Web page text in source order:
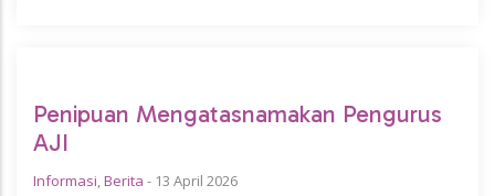
Penipuan Mengatasnamakan Pengurus
AJI
Informasi,Berita - 13 April 2026